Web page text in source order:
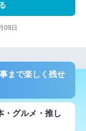
09日
まで楽しく残せ
・グルメ・推し